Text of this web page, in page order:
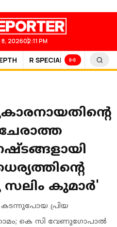
8, 202602:11 PM
R SPECIAL SPORTS
സലിം കുമാർ'
പ്രിയ
കെ സി വേണുഗോപാല്‍